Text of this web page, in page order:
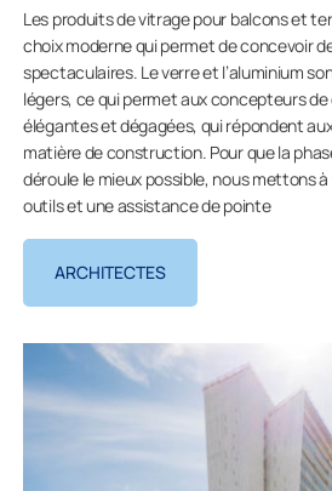
Les produits de vitrage pour balcons et
choix moderne qui permet de concevoir
spectaculaires. Le verre et l’aluminium
légers, ce qui permet aux concepteurs
élégantes et dégagées, qui répondent
matière de construction. Pour que la
déroule le mieux possible, nous mettons
outils et une assistance de pointe
ARCHITECTES